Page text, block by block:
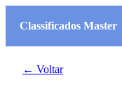
Classificados Master
← Voltar